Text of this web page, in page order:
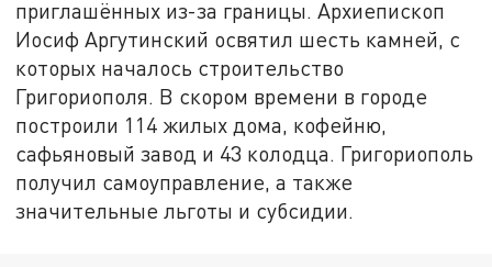
приглашённых из-за границы. Архиепископ
Иосиф Аргутинский освятил шесть камней, с
которых началось строительство
Григориополя. В скором времени в городе
построили 114 жилых дома, кофейню,
сафьяновый завод и 43 колодца. Григориополь
получил самоуправление, а также
значительные льготы и субсидии.